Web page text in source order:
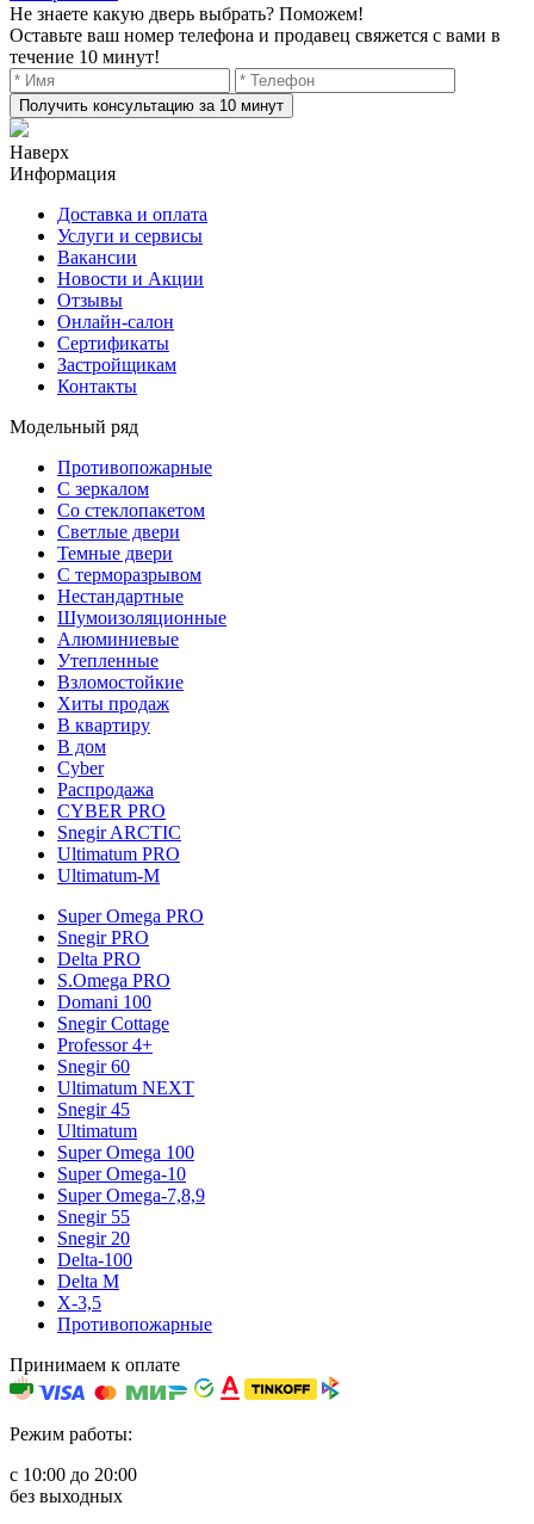
Не знаете какую дверь выбрать? Поможем!
Оставьте ваш номер телефона и продавец свяжется с вами в
течение 10 минут!
Получить консультацию за 10 минут
Наверх
Информация
Доставка и оплата
Услуги и сервисы
Вакансии
Новости и Акции
Отзывы
Онлайн-салон
Сертификаты
Застройщикам
Контакты
Модельный ряд
Противопожарные
С зеркалом
Со стеклопакетом
Светлые двери
Темные двери
С терморазрывом
Нестандартные
Шумоизоляционные
Алюминиевые
Утепленные
Взломостойкие
Хиты продаж
В квартиру
В дом
Cyber
Распродажа
CYBER PRO
Snegir ARCTIC
Ultimatum PRO
Ultimatum-M
Super Omega PRO
Snegir PRO
Delta PRO
S.Omega PRO
Domani 100
Snegir Cottage
Professor 4+
Snegir 60
Ultimatum NEXT
Snegir 45
Ultimatum
Super Omega 100
Super Omega-10
Super Omega-7,8,9
Snegir 55
Snegir 20
Delta-100
Delta M
X-3,5
Противопожарные
Принимаем к оплате
Режим работы:
с 10:00 до 20:00
без выходных